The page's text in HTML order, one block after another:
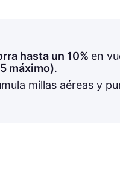
hasta un 10% en
máximo).
millas aéreas y